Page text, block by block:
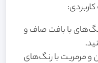
با بافت صاف و
و مرمریت با رنگ‌های